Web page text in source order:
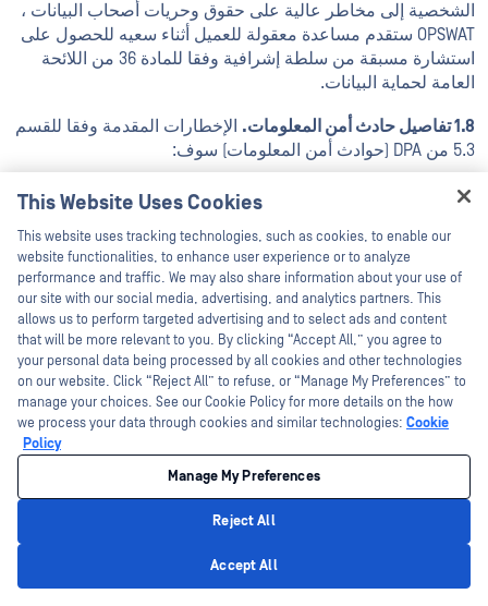
الشخصية إلى مخاطر عالية على حقوق وحريات أصحاب البيانات ،
OPSWAT ستقدم مساعدة معقولة للعميل أثناء سعيه للحصول على
استشارة مسبقة من سلطة إشرافية وفقا للمادة 36 من اللائحة
العامة لحماية البيانات.
1.8 تفاصيل حادث أمن المعلومات.
الإخطارات المقدمة وفقا للقسم
5.3 من DPA (حوادث أمن المعلومات) سوف:
(أ) وصف طبيعة حادث أمن المعلومات بما في ذلك ، حيثما أمكن ،
التقريبي لسجلات البيانات الشخصية المعنية ؛
(ب) إبلاغ اسم وتفاصيل الاتصال بموظف حماية البيانات أو نقطة
اتصال أخرى حيث يمكن الحصول على مزيد من المعلومات ؛
(ج) وصف العواقب المحتملة لحادث أمن المعلومات؛ و
(د) وصف التدابير المتخذة أو المقترح اتخاذها من جانب OPSWAT
لمعالجة حادث أمن المعلومات ، بما في ذلك ، عند الاقتضاء ، تدابير
وحيثما يتعذر تقديم المعلومات في الوقت نفسه، وبقدر ما يمكن
ذلك، يجوز تقديم المعلومات على مراحل دون مزيد من التأخير
الذي لا مبرر له.
This Website Uses Cookies
This website uses tracking technologies, such as cookies, to enable our
website functionalities, to enhance user experience or to analyze
performance and traffic. We may also share information about your use of
our site with our social media, advertising, and analytics partners. This
allows us to perform targeted advertising and to select ads and content
that will be more relevant to you. By clicking “Accept All,” you agree to
your personal data being processed by all cookies and other technologies
on our website. Click “Reject All” to refuse, or “Manage My Preferences” to
manage your choices. See our Cookie Policy for more details on the how
we process your data through cookies and similar technologies: Cookie
Policy
Manage My Preferences
Reject All
Accept All
Hey there!
I'm Ozzy, your OPSWAT virtual assistant.
How can I help you secure what's critical
today?